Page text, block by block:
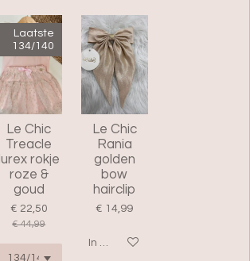
Laatste
134/140
Le Chic
Treacle
lurex rokje
roze &
goud
€ 22,50
€ 44,99
Le Chic
Rania
golden
bow
hairclip
€ 14,99
In winkelwagen